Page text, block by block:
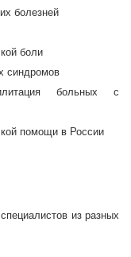
болезней
боли
синдромов
больных с
помощи в России
из разных